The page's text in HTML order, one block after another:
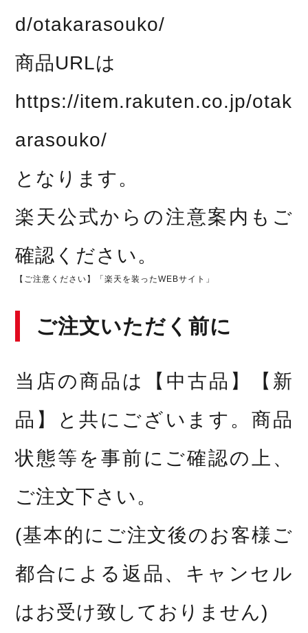
d/otakarasouko/
商品URLは
https://item.rakuten.co.jp/otak
arasouko/
となります。
楽天公式からの注意案内もご
確認ください。
【ご注意ください】「楽天を装ったWEBサイト」
ご注文いただく前に
当店の商品は【中古品】【新
品】と共にございます。商品
状態等を事前にご確認の上、
ご注文下さい。
(基本的にご注文後のお客様ご
都合による返品、キャンセル
はお受け致しておりません)